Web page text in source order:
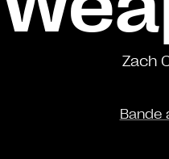
Zach
Bande